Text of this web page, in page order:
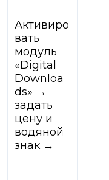
Активиро
вать
модуль
«Digital
Downloa
ds» →
задать
цену и
водяной
знак →